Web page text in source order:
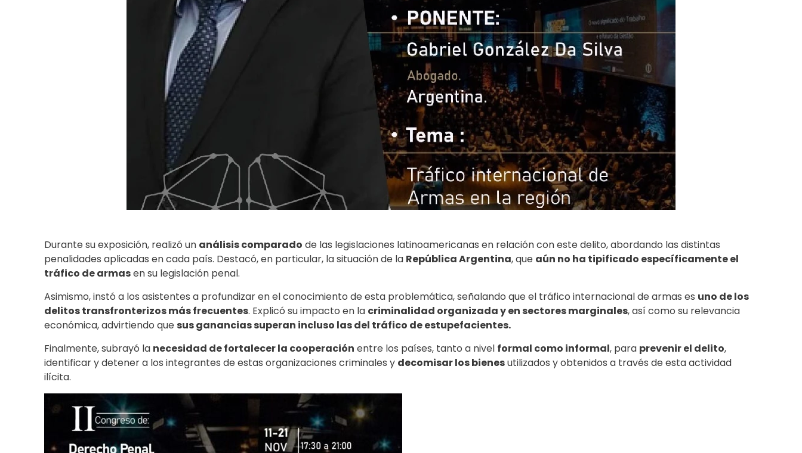
Durante su exposición, realizó un análisis comparado de las legislaciones latinoamericanas en relación con este delito, abordando las distintas
penalidades aplicadas en cada país. Destacó, en particular, la situación de la República Argentina, que aún no ha tipificado específicamente el
tráfico de armasen su legislación penal.
Asimismo, instó a los asistentes a profundizar en el conocimiento de esta problemática, señalando que el tráfico internacional de armas es uno de los
delitos transfronterizos más frecuentes. Explicó su impacto en la criminalidad organizada y en sectores marginales, así como su relevancia
económica, advirtiendo que sus ganancias superan incluso las del tráfico de estupefacientes.
Finalmente, subrayó la necesidad de fortalecer la cooperación entre los países, tanto a nivel formal como informal, para prevenir el delito,
identificar y detener a los integrantes de estas organizaciones criminales y decomisar los bienesutilizados y obtenidos a través de esta actividad
ilícita.